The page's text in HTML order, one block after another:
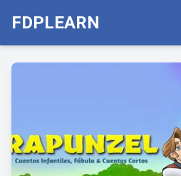
FDPLEARN